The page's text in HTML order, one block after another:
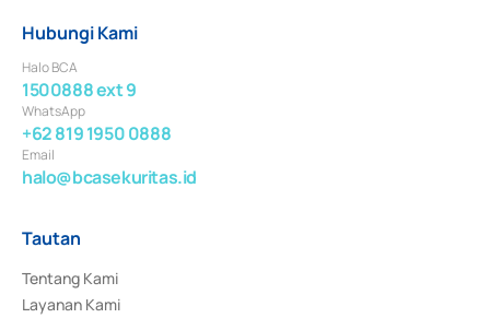
Hubungi Kami
Halo BCA
1500888 ext 9
WhatsApp
+62 819 1950 0888
Email
halo@bcasekuritas.id
Tautan
Tentang Kami
Layanan Kami